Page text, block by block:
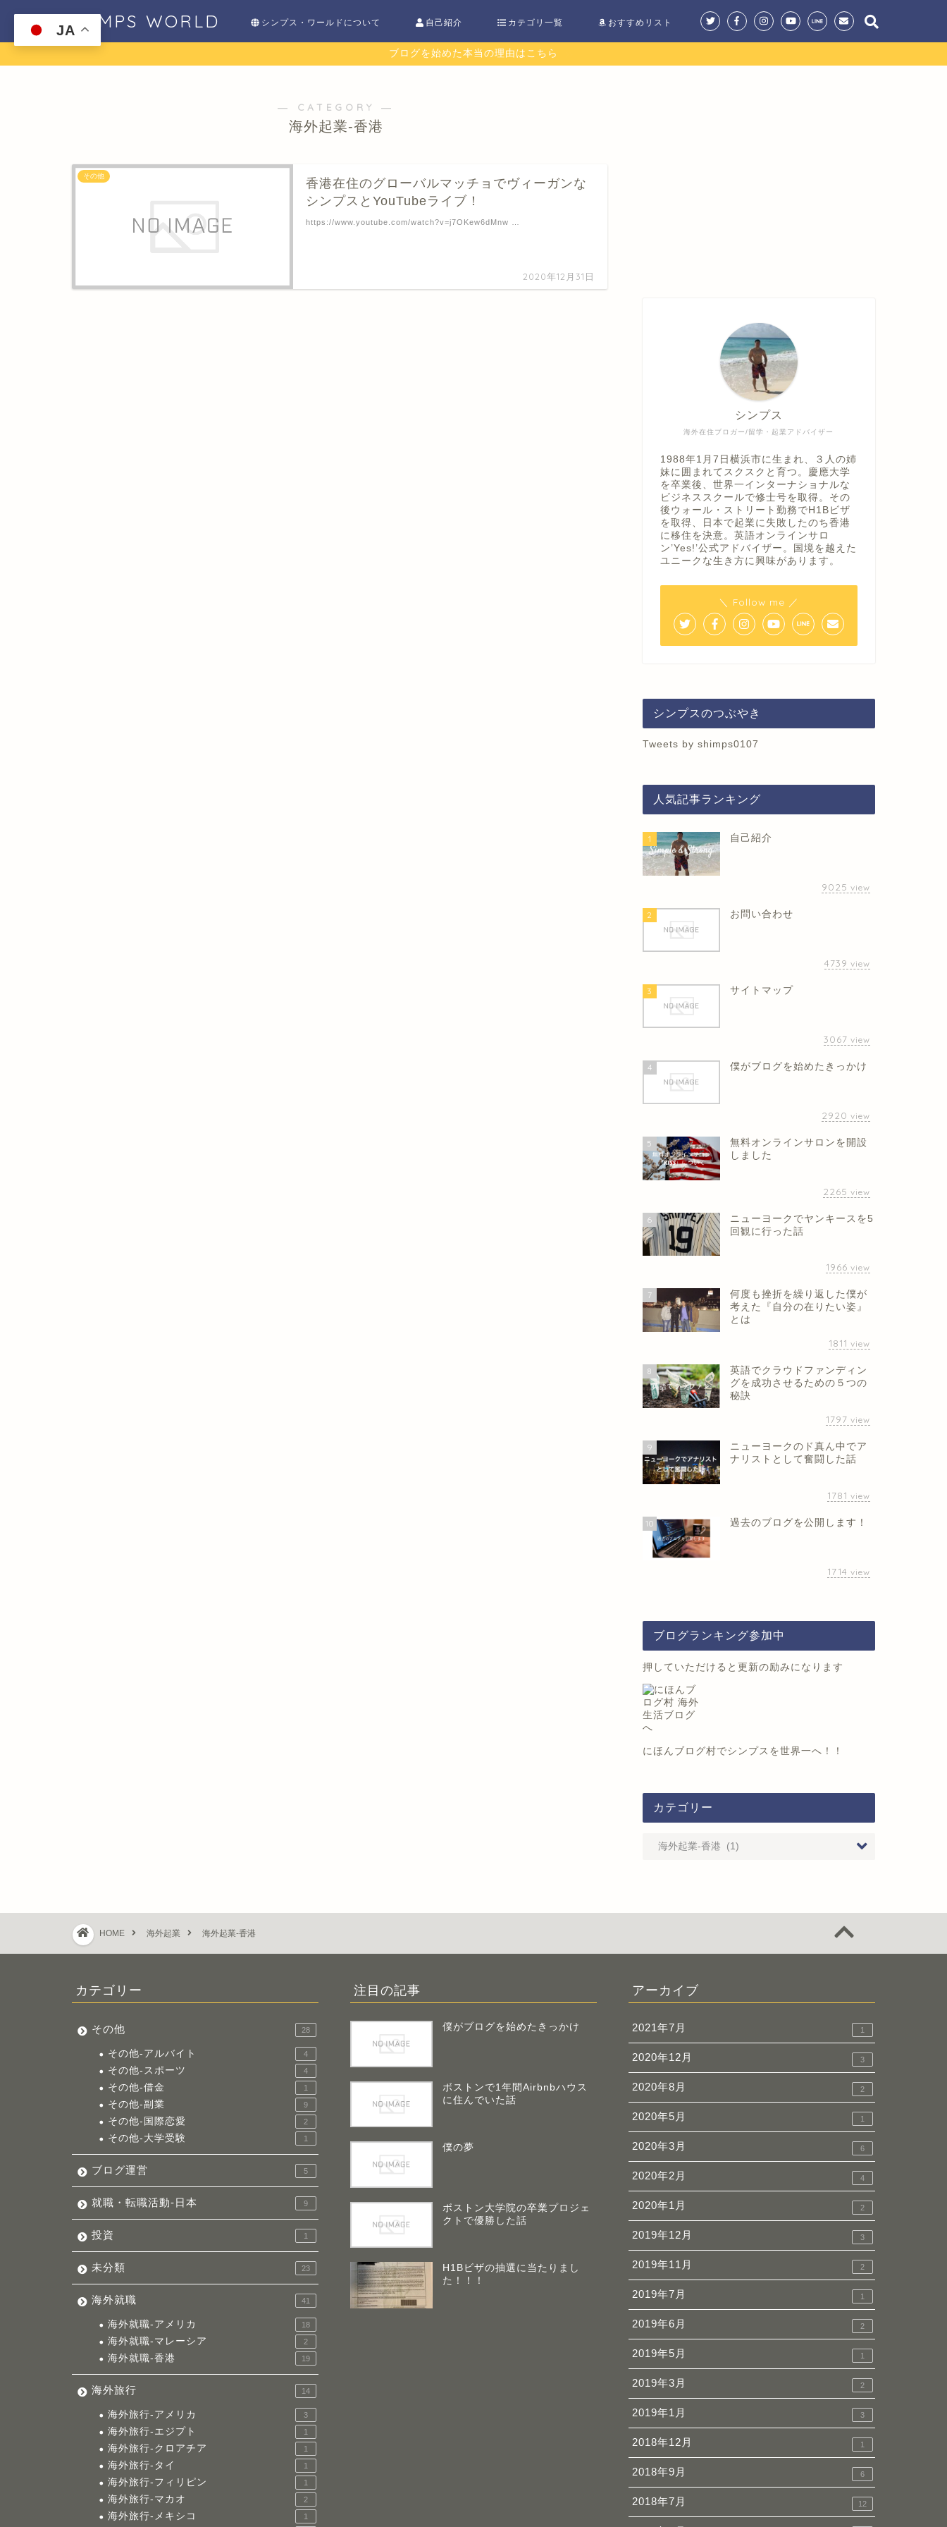
SHIMPS WORLD シンプス・ワールドについて 自己紹介 カテゴリ一覧 おすすめリスト
ブログを始めた本当の理由はこちら
― CATEGORY ―
海外起業-香港
その他
香港在住のグローバルマッチョでヴィーガンな
シンプスとYouTubeライブ！
2020年12月31日
https://www.youtube.com/watch?v=j7OKew6dMnw …
海外在住ブロガー/留学・起業アドバイザー
シンプス
1988年1月7日横浜市に生まれ、３人の姉
妹に囲まれてスクスクと育つ。慶應大学
を卒業後、世界一インターナショナルな
ビジネススクールで修士号を取得。その
後ウォール・ストリート勤務でH1Bビザ
を取得、日本で起業に失敗したのち香港
に移住を決意。英語オンラインサロ
ン’Yes!’公式アドバイザー。国境を越えた
ユニークな生き方に興味があります。
＼ Follow me ／
シンプスのつぶやき
Tweets by shimps0107
人気記事ランキング
1 自己紹介
9025 view
2 お問い合わせ
4739 view
3 サイトマップ
3067 view
4 僕がブログを始めたきっかけ
2920 view
5
無料オンラインサロンを開設
しました
2265 view
6
ニューヨークでヤンキースを5
回観に行った話
1966 view
7
何度も挫折を繰り返した僕が
考えた『自分の在りたい姿』
とは
1811 view
8
英語でクラウドファンディン
グを成功させるための５つの
秘訣
1797 view
9
ニューヨークのド真ん中でア
ナリストとして奮闘した話
1781 view
10 過去のブログを公開します！
1714 view
ブログランキング参加中
押していただけると更新の励みになります
にほんブログ村でシンプスを世界一へ！！
カテゴリー
HOME 海外起業 海外起業-香港
カテゴリー
その他 28
その他-アルバイト 4
その他-スポーツ 4
その他-借金 1
その他-副業 9
その他-国際恋愛 2
その他-大学受験 1
ブログ運営 5
就職・転職活動-日本 9
投資 1
未分類 23
海外就職 41
海外就職-アメリカ 18
海外就職-マレーシア 2
海外就職-香港 19
海外旅行 14
海外旅行-アメリカ 3
海外旅行-エジプト 1
海外旅行-クロアチア 1
海外旅行-タイ 1
海外旅行-フィリピン 1
海外旅行-マカオ 2
海外旅行-メキシコ 1
注目の記事
僕がブログを始めたきっかけ
ボストンで1年間Airbnbハウス
に住んでいた話
僕の夢
ボストン大学院の卒業プロジェ
クトで優勝した話
H1Bビザの抽選に当たりまし
た！！！
アーカイブ
2021年7月 1
2020年12月 3
2020年8月 2
2020年5月 1
2020年3月 6
2020年2月 4
2020年1月 2
2019年12月 3
2019年11月 2
2019年7月 1
2019年6月 2
2019年5月 1
2019年3月 2
2019年1月 3
2018年12月 1
2018年9月 6
2018年7月 12
JA